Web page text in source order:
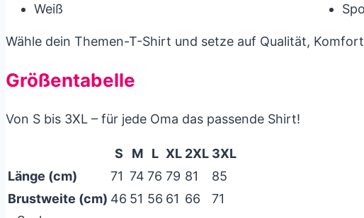
Weiß
Wähle dein Themen-T-Shirt und setze auf Qualität,
Größentabelle
Von S bis 3XL – für jede Oma das passende Shirt!
S M L XL 2XL 3XL
Länge (cm)
71 74 76 79 81
85
Brustweite (cm) 46 51 56 61 66
71